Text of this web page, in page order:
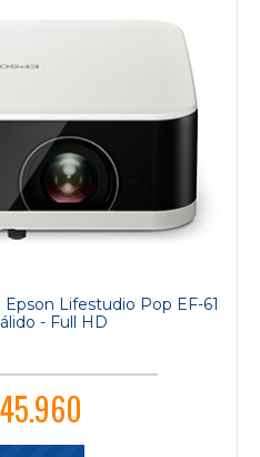
Lifestudio Pop EF-61
- Full HD